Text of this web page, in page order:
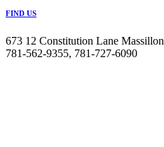
FIND US
673 12 Constitution Lane Massillon
781-562-9355, 781-727-6090